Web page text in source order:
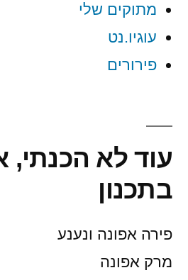
מתוקים שלי
עוגיו.נט
פירורים
עוד לא הכנתי,
בתכנון
פירה אפונה ונענע
מרק אפונה